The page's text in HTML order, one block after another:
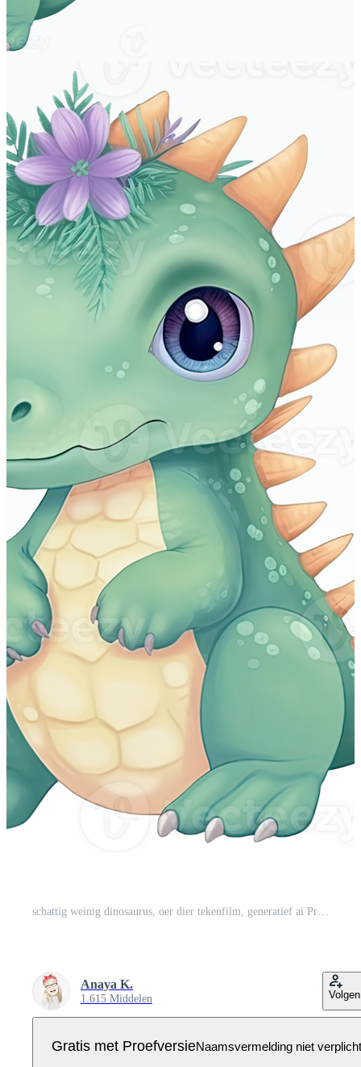
schattig weinig dinosaurus, oer dier tekenfilm, generatief ai Pro PNG
Anaya K.
1.615 Middelen Volgen
Gratis met ProefversieNaamsvermelding niet verplicht